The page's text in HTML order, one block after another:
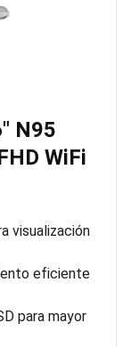
N95
WiFi
visualización
eficiente
para mayor